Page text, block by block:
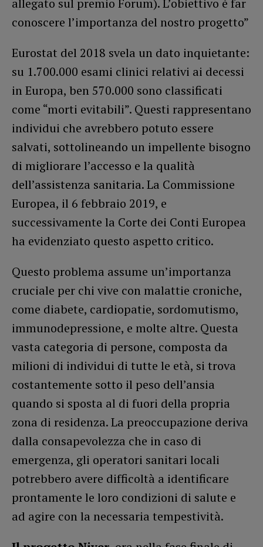
conoscere l’importanza del nostro progetto”
Eurostat del 2018 svela un dato inquietante:
su 1.700.000 esami clinici relativi ai decessi
in Europa, ben 570.000 sono classificati
come “morti evitabili”. Questi rappresentano
individui che avrebbero potuto essere
salvati, sottolineando un impellente bisogno
di migliorare l’accesso e la qualità
dell’assistenza sanitaria. La Commissione
Europea, il 6 febbraio 2019, e
successivamente la Corte dei Conti Europea
ha evidenziato questo aspetto critico.
Questo problema assume un’importanza
cruciale per chi vive con malattie croniche,
come diabete, cardiopatie, sordomutismo,
immunodepressione, e molte altre. Questa
vasta categoria di persone, composta da
milioni di individui di tutte le età, si trova
costantemente sotto il peso dell’ansia
quando si sposta al di fuori della propria
zona di residenza. La preoccupazione deriva
dalla consapevolezza che in caso di
emergenza, gli operatori sanitari locali
potrebbero avere difficoltà a identificare
prontamente le loro condizioni di salute e
ad agire con la necessaria tempestività.